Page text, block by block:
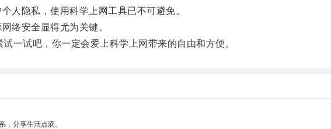
隐私，使用科学上网工具已不可避免。
安全显得尤为关键。
试吧，你一定会爱上科学上网带来的自由和方便。
，分享生活点滴。